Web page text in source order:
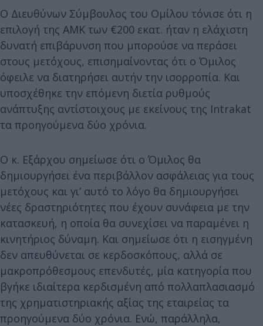
Ο Διευθύνων Σύμβουλος του Ομίλου τόνισε ότι η
επιλογή της ΑΜΚ των €200 εκατ. ήταν η ελάχιστη
δυνατή επιβάρυνση που μπορούσε να περάσει
στους μετόχους, επισημαίνοντας ότι ο Όμιλος
όφειλε να διατηρήσει αυτήν την ισορροπία. Και
υποσχέθηκε την επόμενη διετία ρυθμούς
ανάπτυξης αντίστοιχους με εκείνους της Intrakat
τα προηγούμενα δύο χρόνια.
Ο κ. Εξάρχου σημείωσε ότι ο Όμιλος θα
δημιουργήσει ένα περιβάλλον ασφάλειας για τους
μετόχους και γι’ αυτό το λόγο θα δημιουργήσει
νέες δραστηριότητες που έχουν συνάφεια με την
κατασκευή, η οποία θα συνεχίσει να παραμένει η
κινητήριος δύναμη. Και σημείωσε ότι η εισηγμένη
δεν απευθύνεται σε κερδοσκόπους, αλλά σε
μακροπρόθεσμους επενδυτές, μία κατηγορία που
βγήκε ιδιαίτερα κερδισμένη από πολλαπλασιασμό
της χρηματιστηριακής αξίας της εταιρείας τα
προηγούμενα δύο χρόνια. Ενώ, παράλληλα,